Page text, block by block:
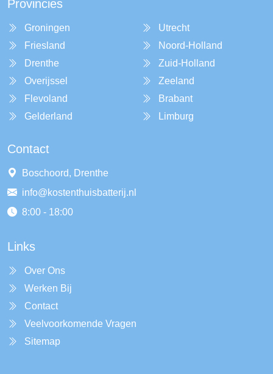
Provincies
Groningen
Friesland
Drenthe
Overijssel
Flevoland
Gelderland
Utrecht
Noord-Holland
Zuid-Holland
Zeeland
Brabant
Limburg
Contact
Boschoord, Drenthe
info@kostenthuisbatterij.nl
8:00 - 18:00
Links
Over Ons
Werken Bij
Contact
Veelvoorkomende Vragen
Sitemap